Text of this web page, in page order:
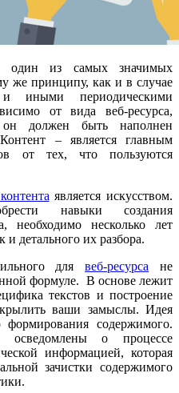
один из самых значимых
же принципу, как и в случае
иными периодическими
от вида веб-ресурса,
должен быть наполнен
– является главным
от тех, что пользуются
является искусством.
навыки создания
необходимо несколько лет
детального их разбора.
длявеб-ресурса не
формуле. В основе лежит
текстов и построение
ваши замыслы. Идея
формирования содержимого.
о процессе
информацией, которая
зачистки содержимого